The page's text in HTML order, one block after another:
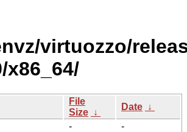
virtuozzo/
x86_64/
File
Size ↓
Date ↓
-
-